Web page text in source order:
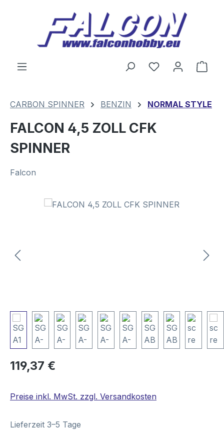
Zum Hauptinhalt springen
Du hast 0
CARBON SPINNER BENZIN NORMAL STYLE
FALCON 4,5 ZOLL CFK
SPINNER
Falcon
Bildergalerie überspringen
Regulärer Preis:
119,37 €
Preise inkl. MwSt. zzgl. Versandkosten
Lieferzeit 3–5 Tage